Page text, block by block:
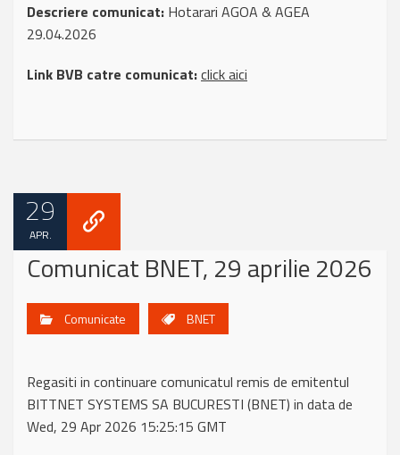
Descriere comunicat: Hotarari AGOA & AGEA
29.04.2026
Link BVB catre comunicat:click aici
29
APR.
Comunicat BNET, 29 aprilie 2026
Comunicate BNET
Regasiti in continuare comunicatul remis de emitentul
BITTNET SYSTEMS SA BUCURESTI (BNET) in data de
Wed, 29 Apr 2026 15:25:15 GMT